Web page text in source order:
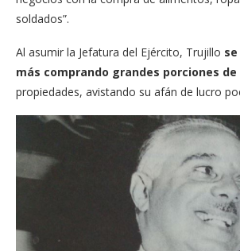
soldados”.
Al asumir la Jefatura del Ejército, Trujillo
más comprando grandes porciones
propiedades, avistando su afán de lucro